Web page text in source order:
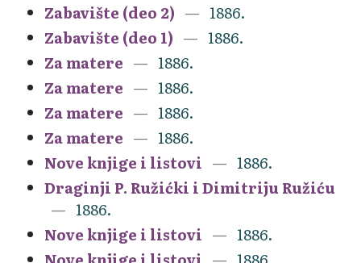
Zabavište (deo 2)
1886.
Zabavište (deo 1)
1886.
Za matere
1886.
Za matere
1886.
Za matere
1886.
Za matere
1886.
Nove knjige i listovi
1886.
Draginji P. Ružićki i Dimitriju Ružiću
1886.
Nove knjige i listovi
1886.